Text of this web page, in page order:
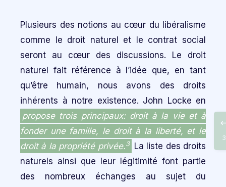
Plusieurs des notions au cœur du libéralisme
comme le droit naturel et le contrat social
seront au cœur des discussions. Le droit
naturel fait référence à l’idée que, en tant
qu’être humain, nous avons des droits
inhérents à notre existence. John Locke en
propose trois principaux: droit à la vie et à
fonder une famille, le droit à la liberté, et le
droit à la propriété privée.3
La liste des droits
naturels ainsi que leur légitimité font partie
des nombreux échanges au sujet du